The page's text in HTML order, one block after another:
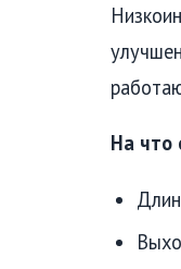
На что